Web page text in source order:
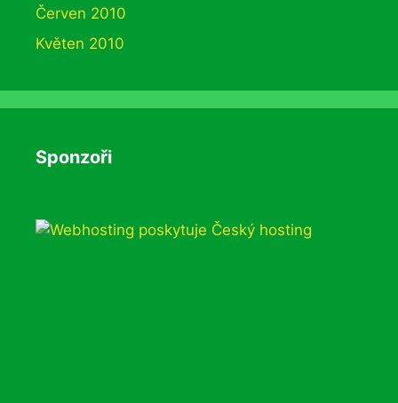
Červen 2010
Květen 2010
Sponzoři